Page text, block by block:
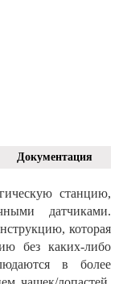
Документация
станцию,
датчиками.
которая
без каких-либо
в более